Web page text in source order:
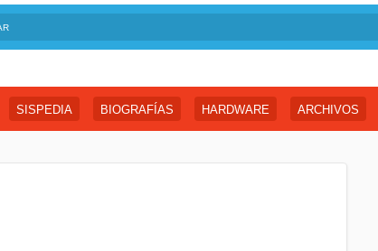
SISPEDIA BIOGRAFÍAS HARDWARE ARCHIVOS